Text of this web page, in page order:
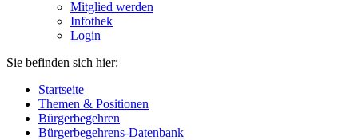
Mitglied werden
Infothek
Login
Sie befinden sich hier:
Startseite
Themen & Positionen
Bürgerbegehren
Bürgerbegehrens-Datenbank